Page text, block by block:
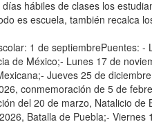
hábiles de clases los
es escuela, también recalca
1 de septiembrePuentes:
de México;- Lunes 17 de
Jueves 25 de
conmemoración de 5 de
del 20 de marzo, Natalicio
Batalla de Puebla;-